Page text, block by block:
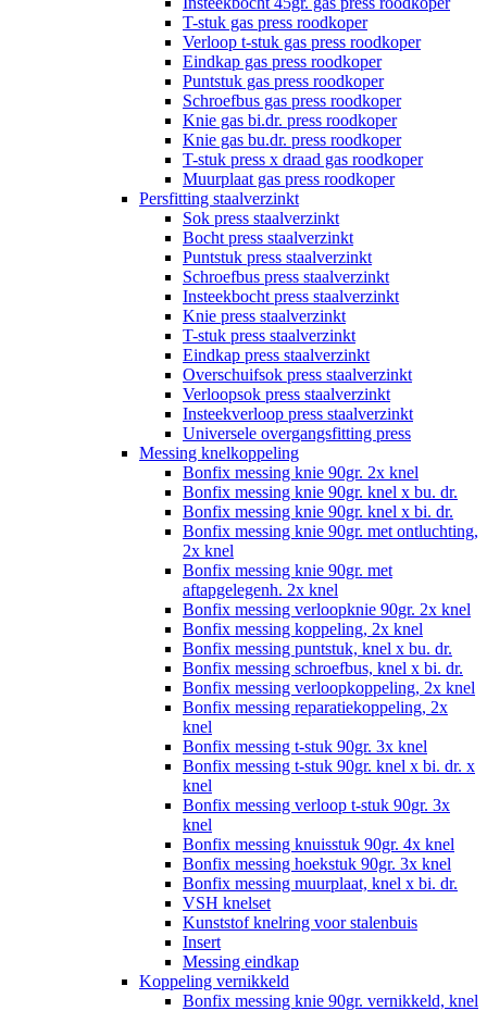
T-stuk gas press roodkoper
Verloop t-stuk gas press roodkoper
Eindkap gas press roodkoper
Puntstuk gas press roodkoper
Schroefbus gas press roodkoper
Knie gas bi.dr. press roodkoper
Knie gas bu.dr. press roodkoper
T-stuk press x draad gas roodkoper
Muurplaat gas press roodkoper
Persfitting staalverzinkt
Sok press staalverzinkt
Bocht press staalverzinkt
Puntstuk press staalverzinkt
Schroefbus press staalverzinkt
Insteekbocht press staalverzinkt
Knie press staalverzinkt
T-stuk press staalverzinkt
Eindkap press staalverzinkt
Overschuifsok press staalverzinkt
Verloopsok press staalverzinkt
Insteekverloop press staalverzinkt
Universele overgangsfitting press
Messing knelkoppeling
Bonfix messing knie 90gr. 2x knel
Bonfix messing knie 90gr. knel x bu. dr.
Bonfix messing knie 90gr. knel x bi. dr.
Bonfix messing knie 90gr. met ontluchting,
2x knel
Bonfix messing knie 90gr. met
aftapgelegenh. 2x knel
Bonfix messing verloopknie 90gr. 2x knel
Bonfix messing koppeling, 2x knel
Bonfix messing puntstuk, knel x bu. dr.
Bonfix messing schroefbus, knel x bi. dr.
Bonfix messing verloopkoppeling, 2x knel
Bonfix messing reparatiekoppeling, 2x
knel
Bonfix messing t-stuk 90gr. 3x knel
Bonfix messing t-stuk 90gr. knel x bi. dr. x
knel
Bonfix messing verloop t-stuk 90gr. 3x
knel
Bonfix messing knuisstuk 90gr. 4x knel
Bonfix messing hoekstuk 90gr. 3x knel
Bonfix messing muurplaat, knel x bi. dr.
VSH knelset
Kunststof knelring voor stalenbuis
Insert
Messing eindkap
Koppeling vernikkeld
Bonfix messing knie 90gr. vernikkeld, knel